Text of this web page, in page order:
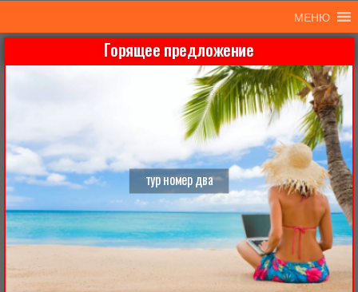
МЕНЮ
Горящее предложение
тур номер два